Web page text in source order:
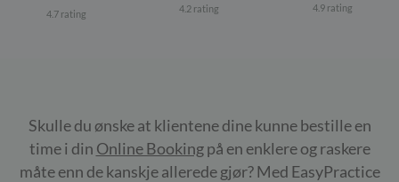
4.7 rating 4.2 rating 4.9 rating
Skulle du ønske at klientene dine kunne bestille en
time i din Online Bookingpå en enklere og raskere
måte enn de kanskje allerede gjør? Med EasyPractice